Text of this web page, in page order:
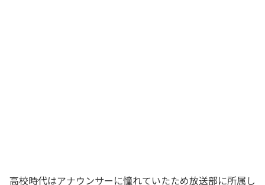
高校時代はアナウンサーに憧れていたため放送部に所属し